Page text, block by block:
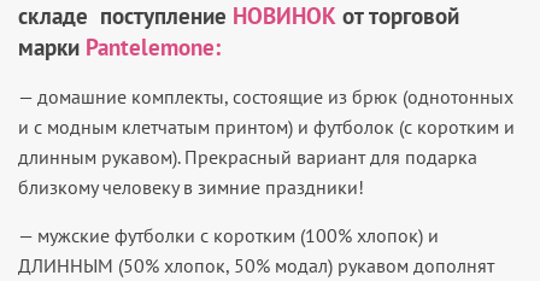
складе поступление НОВИНОК от торговой
марки Pantelemone:
— домашние комплекты, состоящие из брюк (однотонных
и с модным клетчатым принтом) и футболок (с коротким и
длинным рукавом). Прекрасный вариант для подарка
близкому человеку в зимние праздники!
— мужские футболки с коротким (100% хлопок) и
ДЛИННЫМ (50% хлопок, 50% модал) рукавом дополнят